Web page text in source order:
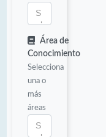
Área de
Conocimiento
Selecciona
una o
más
áreas